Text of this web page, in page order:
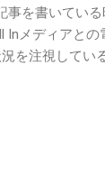
を書いてい
Inメディアと
を注視してい